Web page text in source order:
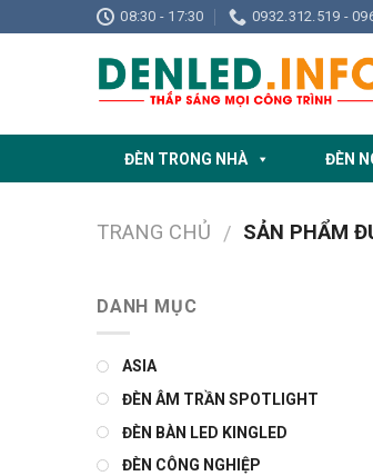
to
08:30 - 17:30 0932.312.519 -
ĐÈN TRONG NHÀ ĐÈN
TRANG CHỦ / SẢN PHẨM
DANH MỤC
ASIA
ĐÈN ÂM TRẦN SPOTLIGHT
ĐÈN BÀN LED KINGLED
ĐÈN CÔNG NGHIỆP